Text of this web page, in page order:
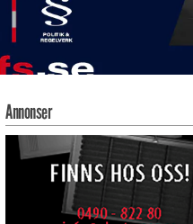
Annonser